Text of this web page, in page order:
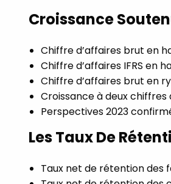
Croissance
Chiffre d’affaires brut en
Chiffre d’affaires IFRS en
Chiffre d’affaires brut en
Croissance à deux
Perspectives 2023
Les Taux De
Taux net de rétention des